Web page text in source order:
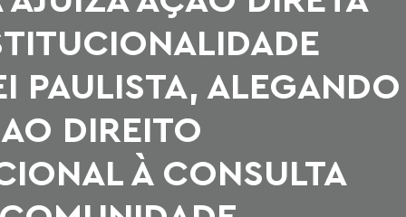
PAULISTA, ALEGANDO
DIREITO
À CONSULTA